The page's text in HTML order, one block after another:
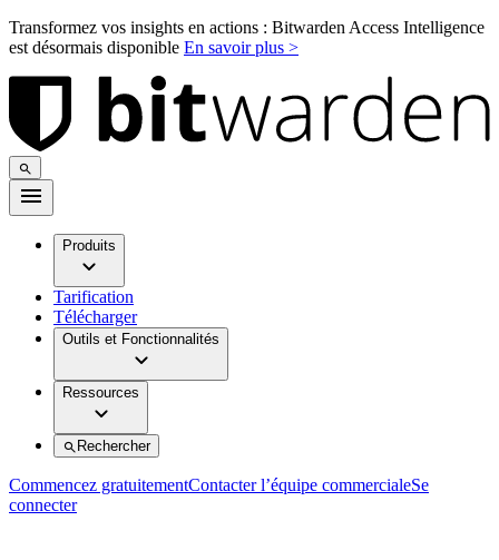
Transformez vos insights en actions : Bitwarden Access Intelligence
est désormais disponible En savoir plus >
Produits
Tarification
Télécharger
Outils et Fonctionnalités
Ressources
Rechercher
Commencez gratuitementContacter l’équipe commercialeSe
connecter